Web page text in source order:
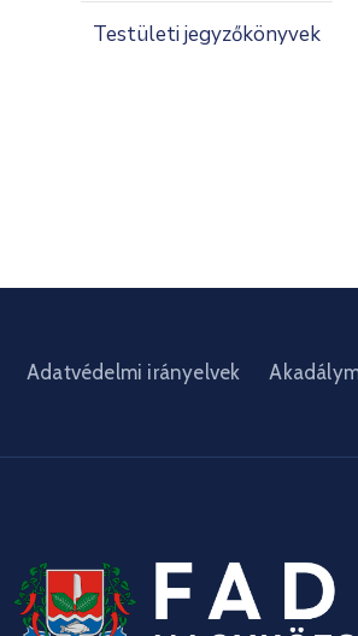
Testületi jegyzőkönyvek
Adatvédelmi irányelvek